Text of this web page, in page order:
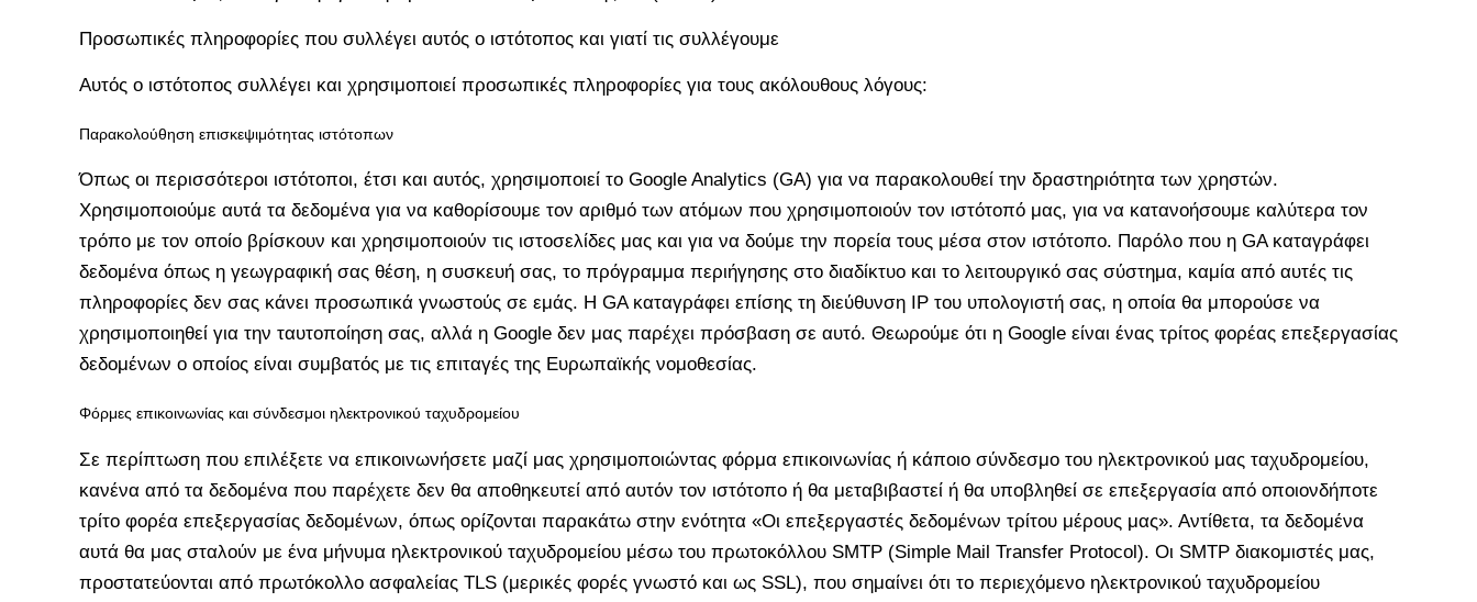
Προσωπικές πληροφορίες που συλλέγει αυτός ο ιστότοπος και γιατί τις συλλέγουμε
Αυτός ο ιστότοπος συλλέγει και χρησιμοποιεί προσωπικές πληροφορίες για τους ακόλουθους λόγους:
Παρακολούθηση επισκεψιμότητας ιστότοπων
Όπως οι περισσότεροι ιστότοποι, έτσι και αυτός, χρησιμοποιεί το Google Analytics (GA) για να παρακολουθεί την δραστηριότητα των χρηστών.
Χρησιμοποιούμε αυτά τα δεδομένα για να καθορίσουμε τον αριθμό των ατόμων που χρησιμοποιούν τον ιστότοπό μας, για να κατανοήσουμε καλύτερα τον
τρόπο με τον οποίο βρίσκουν και χρησιμοποιούν τις ιστοσελίδες μας και για να δούμε την πορεία τους μέσα στον ιστότοπο. Παρόλο που η GA καταγράφει
δεδομένα όπως η γεωγραφική σας θέση, η συσκευή σας, το πρόγραμμα περιήγησης στο διαδίκτυο και το λειτουργικό σας σύστημα, καμία από αυτές τις
πληροφορίες δεν σας κάνει προσωπικά γνωστούς σε εμάς. Η GA καταγράφει επίσης τη διεύθυνση IP του υπολογιστή σας, η οποία θα μπορούσε να
χρησιμοποιηθεί για την ταυτοποίηση σας, αλλά η Google δεν μας παρέχει πρόσβαση σε αυτό. Θεωρούμε ότι η Google είναι ένας τρίτος φορέας επεξεργασίας
δεδομένων ο οποίος είναι συμβατός με τις επιταγές της Ευρωπαϊκής νομοθεσίας.
Φόρμες επικοινωνίας και σύνδεσμοι ηλεκτρονικού ταχυδρομείου
Σε περίπτωση που επιλέξετε να επικοινωνήσετε μαζί μας χρησιμοποιώντας φόρμα επικοινωνίας ή κάποιο σύνδεσμο του ηλεκτρονικού μας ταχυδρομείου,
κανένα από τα δεδομένα που παρέχετε δεν θα αποθηκευτεί από αυτόν τον ιστότοπο ή θα μεταβιβαστεί ή θα υποβληθεί σε επεξεργασία από οποιονδήποτε
τρίτο φορέα επεξεργασίας δεδομένων, όπως ορίζονται παρακάτω στην ενότητα «Οι επεξεργαστές δεδομένων τρίτου μέρους μας». Αντίθετα, τα δεδομένα
αυτά θα μας σταλούν με ένα μήνυμα ηλεκτρονικού ταχυδρομείου μέσω του πρωτοκόλλου SMTP (Simple Mail Transfer Protocol). Οι SMTP διακομιστές μας,
προστατεύονται από πρωτόκολλο ασφαλείας TLS (μερικές φορές γνωστό και ως SSL), που σημαίνει ότι το περιεχόμενο ηλεκτρονικού ταχυδρομείου